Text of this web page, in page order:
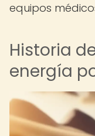
equipos
Historia
energía